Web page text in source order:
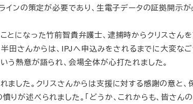
インの策定が必要であり、生電子データの証拠開示
になった竹前智貴弁護士、逮捕時からクリスさん
田さんからは、IPJへ申込みをされるまでに大変な
う熱意が語られ、会場全体が心打たれました。
した。クリスさんからは支援に対する感謝の意と
が述べられました。「どうか、これからも、皆さん